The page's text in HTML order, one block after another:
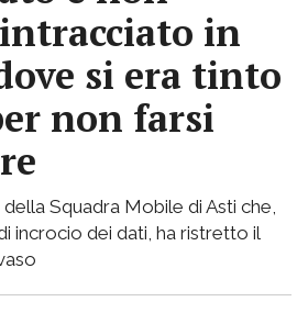
in
si era tinto
non farsi
Squadra Mobile di Asti che,
incrocio dei dati, ha ristretto il